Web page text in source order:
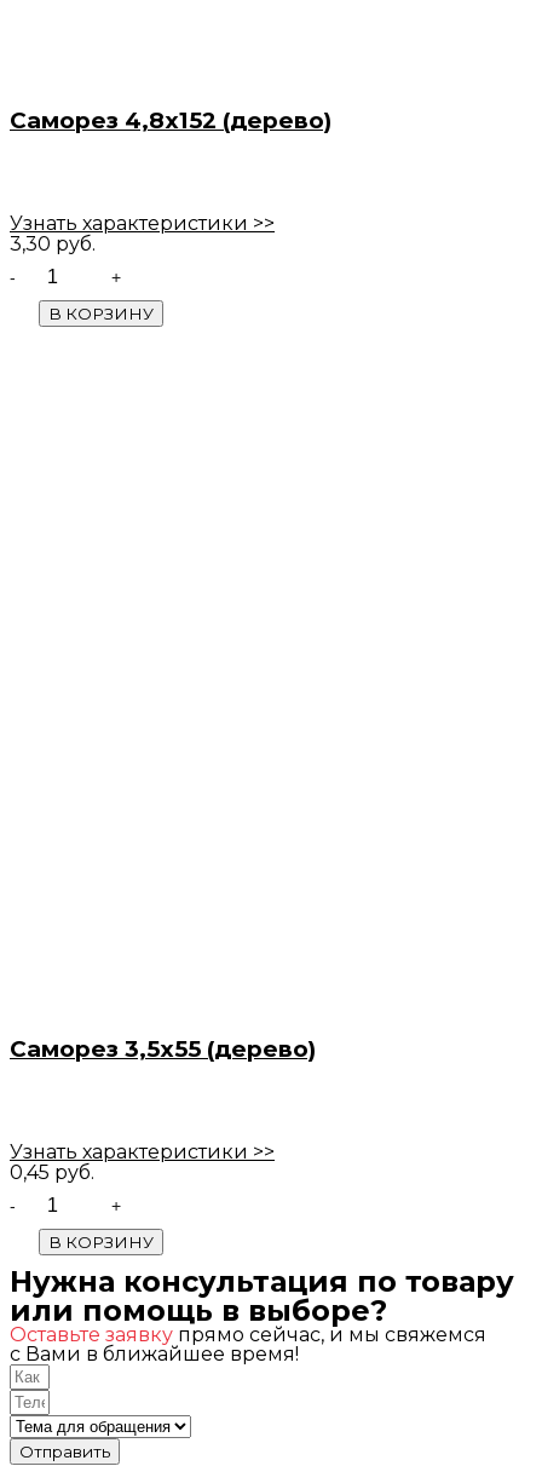
Саморез 4,8х152 (дерево)
Узнать характеристики >>
3,30 руб.
В КОРЗИНУ
Саморез 3,5х55 (дерево)
Узнать характеристики >>
0,45 руб.
В КОРЗИНУ
Нужна консультация по товару
или помощь в выборе?
Оставьте заявку прямо сейчас, и мы свяжемся
с Вами в ближайшее время!
Отправить